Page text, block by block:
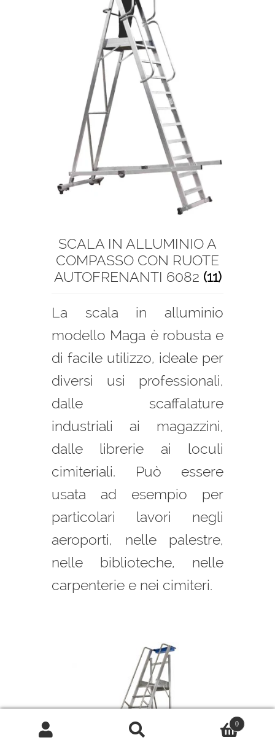
SCALA IN ALLUMINIO A
COMPASSO CON RUOTE
AUTOFRENANTI 6082 (11)
La scala in alluminio
modello Maga è robusta e
di facile utilizzo, ideale per
diversi usi professionali,
dalle scaffalature
industriali ai magazzini,
dalle librerie ai loculi
cimiteriali. Può essere
usata ad esempio per
particolari lavori negli
aeroporti, nelle palestre,
nelle biblioteche, nelle
carpenterie e nei cimiteri.
0